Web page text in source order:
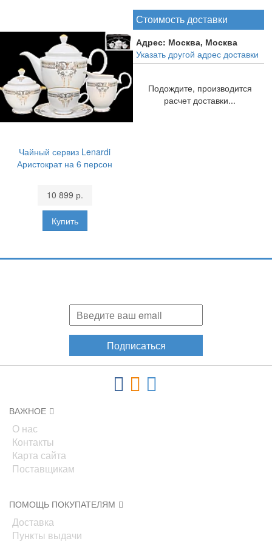
Чайный сервиз Lenardi
Аристократ на 6 персон
10 899 р.
Стоимость доставки
Адрес: Москва, Москва
Указать другой адрес доставки
Подождите, производится
расчет доставки...
Подписаться
ВАЖНОЕ
О нас
Контакты
Карта сайта
Поставщикам
ПОМОЩЬ ПОКУПАТЕЛЯМ
Доставка
Пункты выдачи